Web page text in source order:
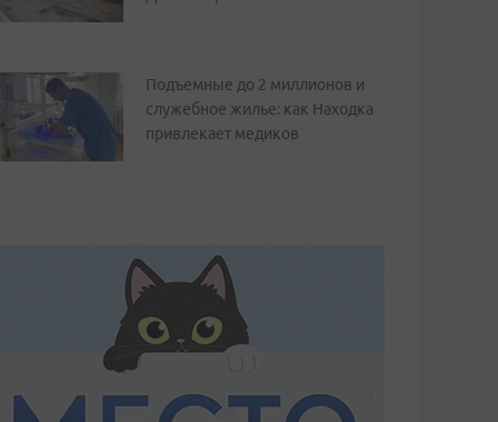
Подъемные до 2 миллионов и
служебное жилье: как Находка
привлекает медиков